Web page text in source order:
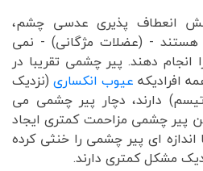
انعطاف پذیری عدسی چشم،
هستند - (عضلات مژگانی) - نمی
انجام دهند. پیر چشمی تقریبا در
افرادیکه عیوب انکساری(نزدیک
دارند، دچار پیر چشمی می
پیر چشمی مزاحمت کمتری ایجاد
اندازه ای پیر چشمی را خنثی کرده
مشکل کمتری دارند.